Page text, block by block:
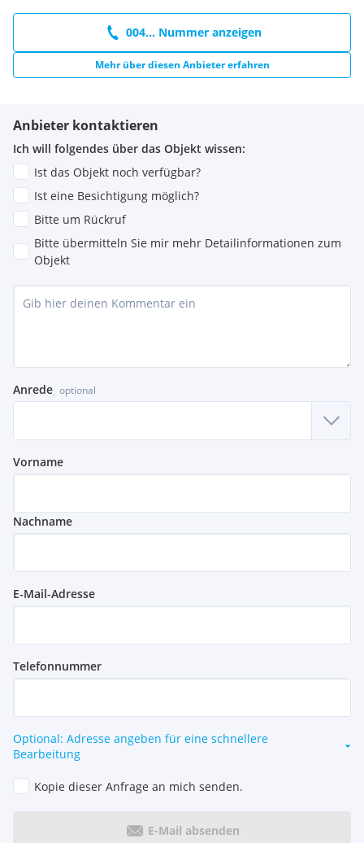
004... Nummer anzeigen
Mehr über diesen Anbieter erfahren
Anbieter kontaktieren
Ich will folgendes über das Objekt wissen:
Ist das Objekt noch verfügbar?
Ist eine Besichtigung möglich?
Bitte um Rückruf
Bitte übermitteln Sie mir mehr Detailinformationen zum
Objekt
Anrede optional
Vorname
Nachname
E-Mail-Adresse
Telefonnummer
Optional: Adresse angeben für eine schnellere
Bearbeitung
Kopie dieser Anfrage an mich senden.
E-Mail absenden